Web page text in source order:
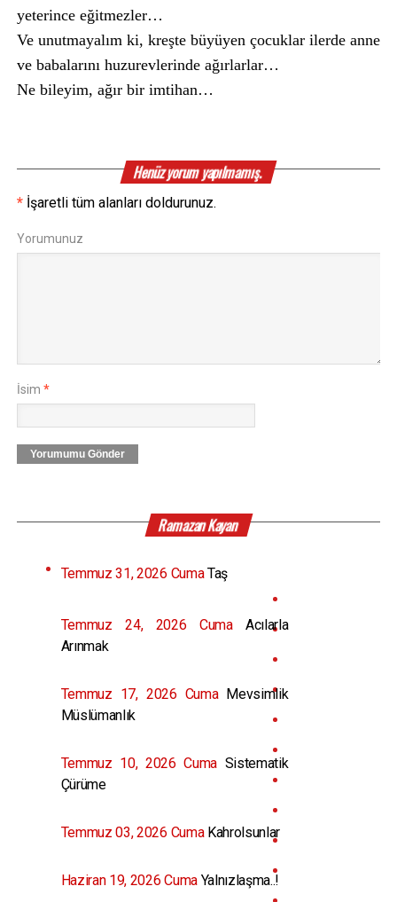
yeterince eğitmezler…
Ve unutmayalım ki, kreşte büyüyen çocuklar ilerde anne
ve babalarını huzurevlerinde ağırlarlar…
Ne bileyim, ağır bir imtihan…
Henüz yorum yapılmamış.
* İşaretli tüm alanları doldurunuz.
Yorumunuz
İsim *
Yorumumu Gönder
Ramazan Kayan
Temmuz 31, 2026 CumaTaş
Temmuz 24, 2026 CumaAcılarla
Arınmak
Temmuz 17, 2026 CumaMevsimlik
Müslümanlık
Temmuz 10, 2026 Cuma Sistematik
Çürüme
Temmuz 03, 2026 CumaKahrolsunlar
Haziran 19, 2026 CumaYalnızlaşma..!